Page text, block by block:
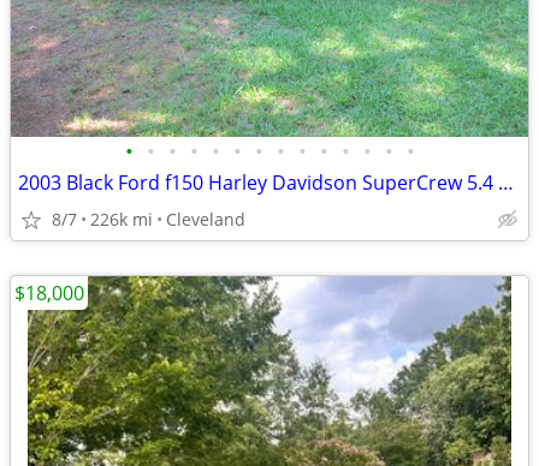
• • • • • • • • • • • • • •
2003 Black Ford f150 Harley Davidson SuperCrew 5.4 supercharged Truck
8/7 226k mi Cleveland
$18,000